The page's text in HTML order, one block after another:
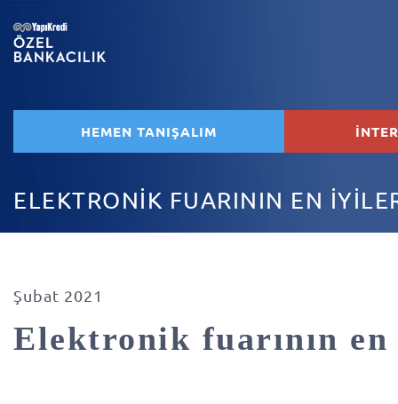
HEMEN TANIŞALIM
ELEKTRONİK FUARININ EN
Şubat 2021
Elektronik fuarının